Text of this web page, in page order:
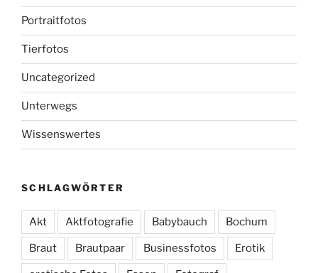
Portraitfotos
Tierfotos
Uncategorized
Unterwegs
Wissenswertes
SCHLAGWÖRTER
Akt Aktfotografie Babybauch Bochum
Braut Brautpaar Businessfotos Erotik